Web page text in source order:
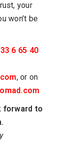
your
won’t be
6 65 40
, or on
forward to